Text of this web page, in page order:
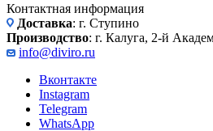
Контактная информация
Доставка: г. Ступино
Производство: г. Калуга, 2-й
info@diviro.ru
Вконтакте
Instagram
Telegram
WhatsApp